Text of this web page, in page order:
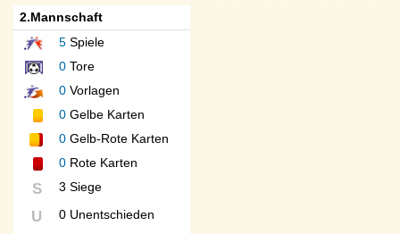
2.Mannschaft
5 Spiele
0 Tore
0 Vorlagen
0 Gelbe Karten
0 Gelb-Rote Karten
0 Rote Karten
S 3 Siege
U 0 Unentschieden